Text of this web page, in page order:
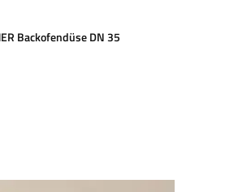
Backofendüse DN 35